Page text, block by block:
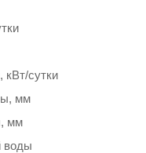
кВт/сутки
мм
мм
воды